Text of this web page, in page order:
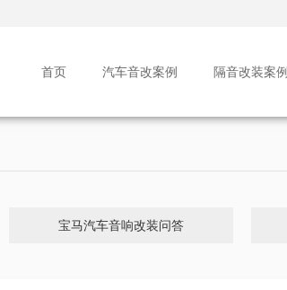
首页 汽车音改案例 隔音改装案例
宝马汽车音响改装问答